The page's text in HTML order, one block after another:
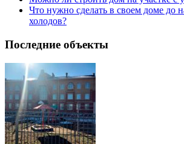
Что нужно сделать в своем доме до
холодов?
Последние объекты